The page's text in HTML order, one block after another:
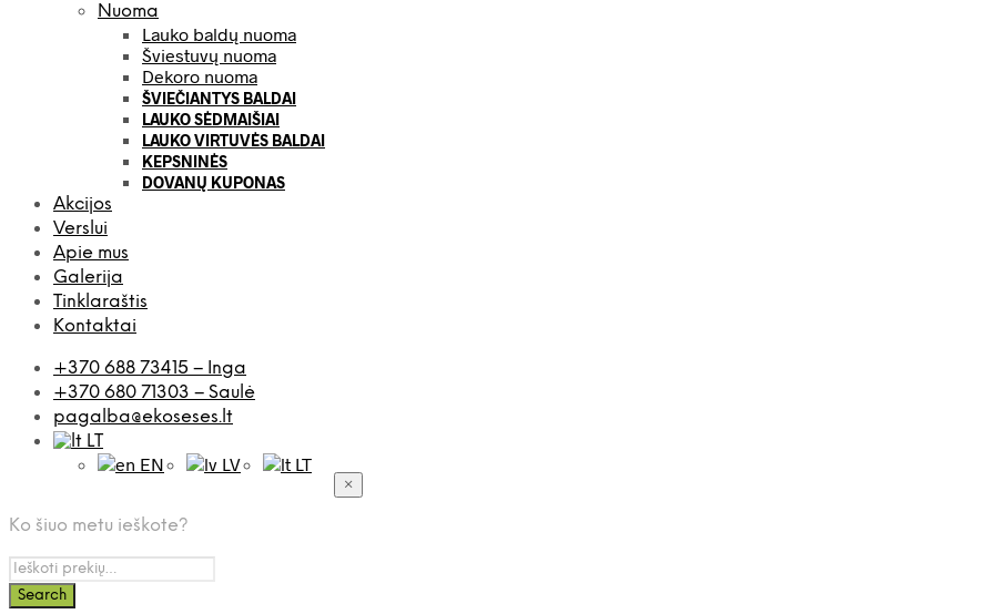
Nuoma
Lauko baldų nuoma
Šviestuvų nuoma
Dekoro nuoma
ŠVIEČIANTYS BALDAI
LAUKO SĖDMAIŠIAI
LAUKO VIRTUVĖS BALDAI
KEPSNINĖS
DOVANŲ KUPONAS
Akcijos
Verslui
Apie mus
Galerija
Tinklaraštis
Kontaktai
+370 688 73415 – Inga
+370 680 71303 – Saulė
pagalba@ekoseses.lt
LT
EN LV LT
×
Ko šiuo metu ieškote?